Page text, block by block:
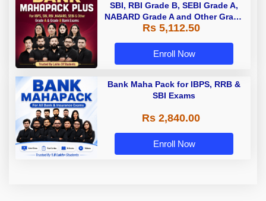
SBI, RBI Grade B, SEBI Grade A,
NABARD Grade A and Other Grade
A & Grade B Bank Exams
Rs 5,112.50
Enroll Now
Bank Maha Pack for IBPS, RRB &
SBI Exams
Rs 2,840.00
Enroll Now